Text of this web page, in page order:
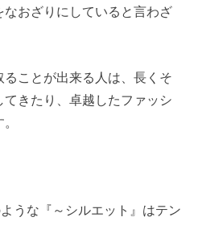
おざりにしていると言わざ
ることが出来る人は、長くそ
きたり、卓越したファッシ
うな『～シルエット』はテン